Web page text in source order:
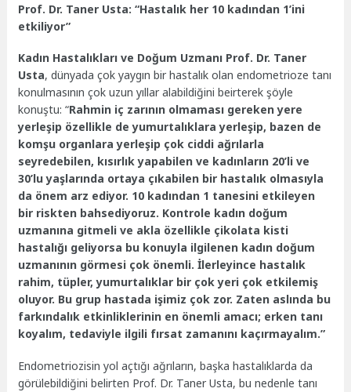
Prof. Dr. Taner Usta: “Hastalık her 10 kadından 1’ini
etkiliyor”
Kadın Hastalıkları ve Doğum Uzmanı Prof. Dr. Taner
Usta, dünyada çok yaygın bir hastalık olan endometrioze tanı
konulmasının çok uzun yıllar alabildiğini beirterek şöyle
konuştu: “Rahmin iç zarının olmaması gereken yere
yerleşip özellikle de yumurtalıklara yerleşip, bazen de
komşu organlara yerleşip çok ciddi ağrılarla
seyredebilen, kısırlık yapabilen ve kadınların 20’li ve
30’lu yaşlarında ortaya çıkabilen bir hastalık olmasıyla
da önem arz ediyor. 10 kadından 1 tanesini etkileyen
bir riskten bahsediyoruz. Kontrole kadın doğum
uzmanına gitmeli ve akla özellikle çikolata kisti
hastalığı geliyorsa bu konuyla ilgilenen kadın doğum
uzmanının görmesi çok önemli. İlerleyince hastalık
rahim, tüpler, yumurtalıklar bir çok yeri çok etkilemiş
oluyor. Bu grup hastada işimiz çok zor. Zaten aslında bu
farkındalık etkinliklerinin en önemli amacı; erken tanı
koyalım, tedaviyle ilgili fırsat zamanını kaçırmayalım.”
Endometriozisin yol açtığı ağrıların, başka hastalıklarda da
görülebildiğini belirten Prof. Dr. Taner Usta, bu nedenle tanı